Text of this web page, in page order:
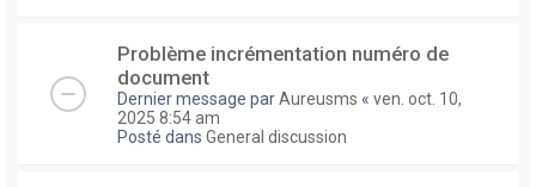
Problème incrémentation numéro de
document
Dernier message parAureusms « ven. oct. 10,
2025 8:54 am
Posté dans General discussion